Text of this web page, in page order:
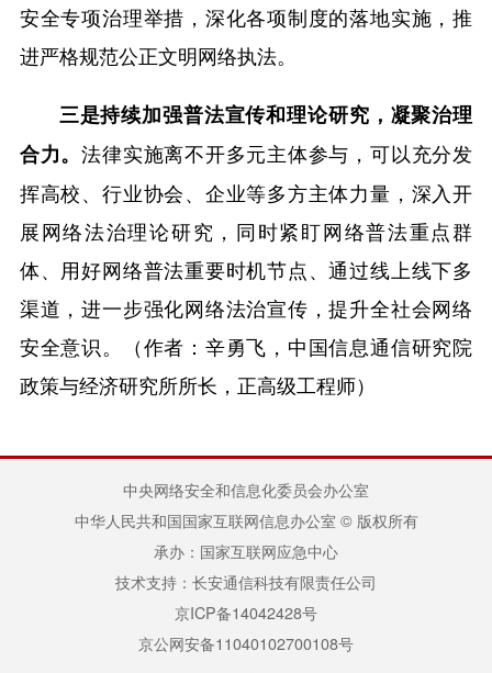
安全专项治理举措，深化各项制度的落地实施，推
进严格规范公正文明网络执法。
三是持续加强普法宣传和理论研究，凝聚治理
合力。法律实施离不开多元主体参与，可以充分发
挥高校、行业协会、企业等多方主体力量，深入开
展网络法治理论研究，同时紧盯网络普法重点群
体、用好网络普法重要时机节点、通过线上线下多
渠道，进一步强化网络法治宣传，提升全社会网络
安全意识。
（作者：辛勇飞，中国信息通信研究院
政策与经济研究所所长，正高级工程师）
中央网络安全和信息化委员会办公室
中华人民共和国国家互联网信息办公室 © 版权所有
承办：国家互联网应急中心
技术支持：长安通信科技有限责任公司
京ICP备14042428号
京公网安备11040102700108号